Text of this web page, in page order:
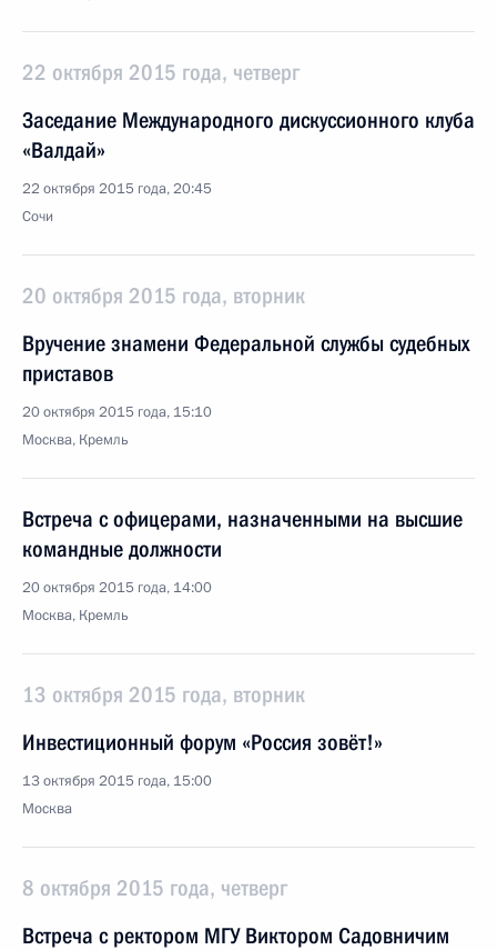
22 октября 2015 года, четверг
Заседание Международного дискуссионного клуба
«Валдай»
22 октября 2015 года, 20:45
Сочи
20 октября 2015 года, вторник
Вручение знамени Федеральной службы судебных
приставов
20 октября 2015 года, 15:10
Москва, Кремль
Встреча с офицерами, назначенными на высшие
командные должности
20 октября 2015 года, 14:00
Москва, Кремль
13 октября 2015 года, вторник
Инвестиционный форум «Россия зовёт!»
13 октября 2015 года, 15:00
Москва
8 октября 2015 года, четверг
Встреча с ректором МГУ Виктором Садовничим